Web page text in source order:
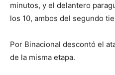
minutos, y el delantero
los 10, ambos del segundo
Por Binacional descontó el
de la misma etapa.